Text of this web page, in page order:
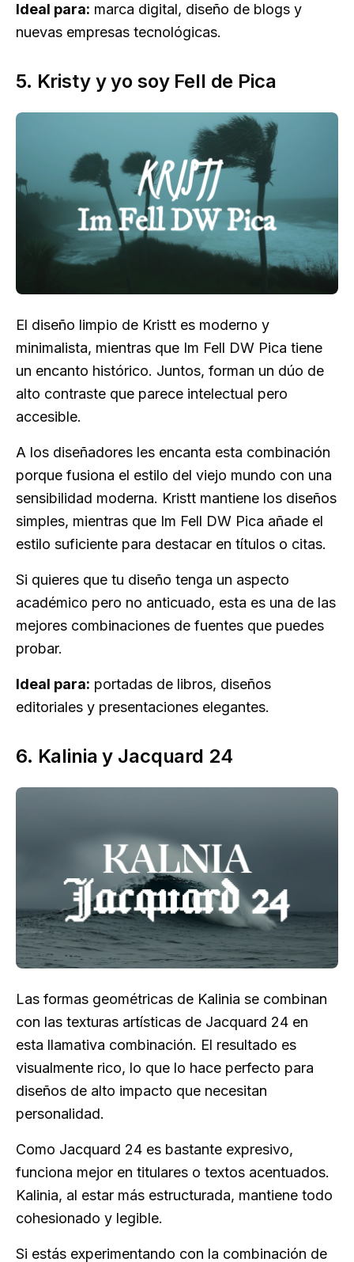
Ideal para: marca digital, diseño de blogs y
nuevas empresas tecnológicas.
5. Kristy y yo soy Fell de Pica
El diseño limpio de Kristt es moderno y
minimalista, mientras que Im Fell DW Pica tiene
un encanto histórico. Juntos, forman un dúo de
alto contraste que parece intelectual pero
accesible.
A los diseñadores les encanta esta combinación
porque fusiona el estilo del viejo mundo con una
sensibilidad moderna. Kristt mantiene los diseños
simples, mientras que Im Fell DW Pica añade el
estilo suficiente para destacar en títulos o citas.
Si quieres que tu diseño tenga un aspecto
académico pero no anticuado, esta es una de las
mejores combinaciones de fuentes que puedes
probar.
Ideal para: portadas de libros, diseños
editoriales y presentaciones elegantes.
6. Kalinia y Jacquard 24
Las formas geométricas de Kalinia se combinan
con las texturas artísticas de Jacquard 24 en
esta llamativa combinación. El resultado es
visualmente rico, lo que lo hace perfecto para
diseños de alto impacto que necesitan
personalidad.
Como Jacquard 24 es bastante expresivo,
funciona mejor en titulares o textos acentuados.
Kalinia, al estar más estructurada, mantiene todo
cohesionado y legible.
Si estás experimentando con la combinación de